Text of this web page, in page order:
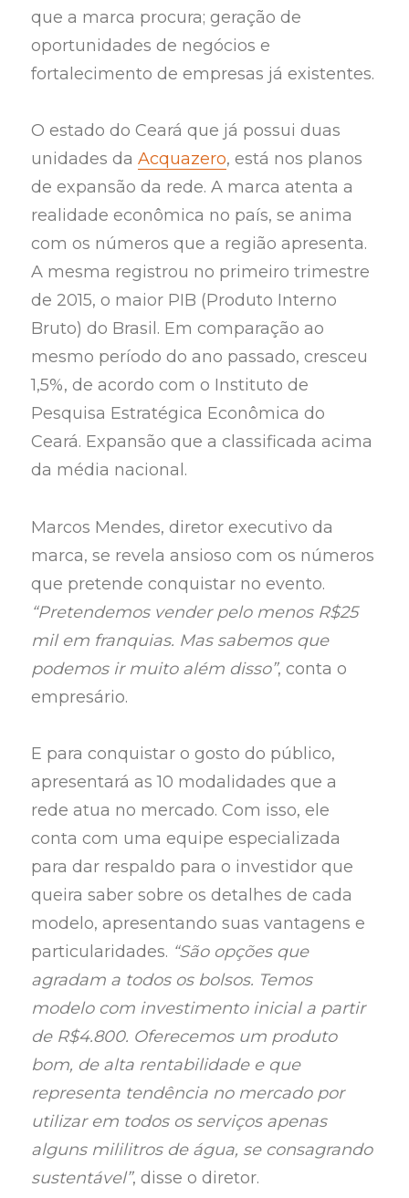
que a marca procura; geração de
oportunidades de negócios e
fortalecimento de empresas já existentes.
O estado do Ceará que já possui duas
unidades daAcquazero, está nos planos
de expansão da rede. A marca atenta a
realidade econômica no país, se anima
com os números que a região apresenta.
A mesma registrou no primeiro trimestre
de 2015, o maior PIB (Produto Interno
Bruto) do Brasil. Em comparação ao
mesmo período do ano passado, cresceu
1,5%, de acordo com o Instituto de
Pesquisa Estratégica Econômica do
Ceará. Expansão que a classificada acima
da média nacional.
Marcos Mendes, diretor executivo da
marca, se revela ansioso com os números
que pretende conquistar no evento.
“Pretendemos vender pelo menos R$25
mil em franquias. Mas sabemos que
podemos ir muito além disso”, conta o
empresário.
E para conquistar o gosto do público,
apresentará as 10 modalidades que a
rede atua no mercado. Com isso, ele
conta com uma equipe especializada
para dar respaldo para o investidor que
queira saber sobre os detalhes de cada
modelo, apresentando suas vantagens e
particularidades. “São opções que
agradam a todos os bolsos. Temos
modelo com investimento inicial a partir
de R$4.800. Oferecemos um produto
bom, de alta rentabilidade e que
representa tendência no mercado por
utilizar em todos os serviços apenas
alguns mililitros de água, se consagrando
sustentável”, disse o diretor.